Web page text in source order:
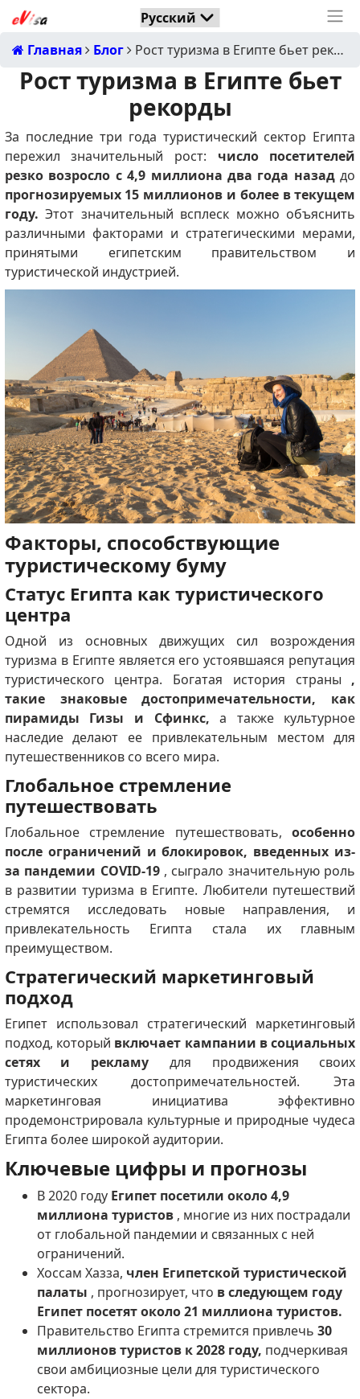
Главная Блог Рост туризма в Египте бьет рекорды
Рост туризма в Египте бьет
рекорды
За последние три года туристический сектор Египта
пережил значительный рост: число посетителей
резко возросло с 4,9 миллиона два года назаддо
прогнозируемых 15 миллионов и более в текущем
году.Этот значительный всплеск можно объяснить
различными факторами и стратегическими мерами,
принятыми египетским правительством и
туристической индустрией.
Факторы, способствующие
туристическому буму
Статус Египта как туристического
центра
Одной из основных движущих сил возрождения
туризма в Египте является его устоявшаяся репутация
туристического центра. Богатая история страны ,
такие знаковые достопримечательности, как
пирамиды Гизы и Сфинкс, а также культурное
наследие делают ее привлекательным местом для
путешественников со всего мира.
Глобальное стремление
путешествовать
Глобальное стремление путешествовать,особенно
после ограничений и блокировок, введенных из-
за пандемии COVID-19, сыграло значительную роль
в развитии туризма в Египте. Любители путешествий
стремятся исследовать новые направления, и
привлекательность Египта стала их главным
преимуществом.
Стратегический маркетинговый
подход
Египет использовал стратегический маркетинговый
подход, который включает кампании в социальных
сетях и рекламу для продвижения своих
туристических достопримечательностей.Эта
маркетинговая инициатива эффективно
продемонстрировала культурные и природные чудеса
Египта более широкой аудитории.
Ключевые цифры и прогнозы
В 2020 году Египет посетили около 4,9
миллиона туристов, многие из них пострадали
от глобальной пандемии и связанных с ней
ограничений.
Хоссам Хазза, член Египетской туристической
палаты , прогнозирует, что в следующем году
Египет посетят около 21 миллиона туристов.
Правительство Египта стремится привлечь 30
миллионов туристов к 2028 году, подчеркивая
свои амбициозные цели для туристического
сектора.